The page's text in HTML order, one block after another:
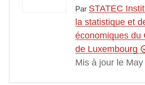
Par STATEC
la statistique et
économiques du
de Luxembourg
Mis à jour le